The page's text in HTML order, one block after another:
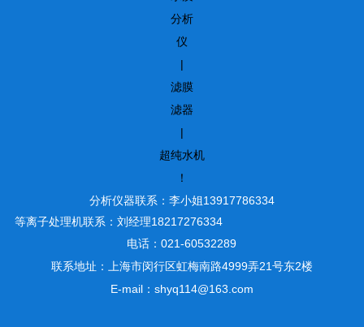
分析
仪
|
滤膜
滤器
|
超纯水机
！
分析仪器联系：李小姐13917786334
等离子处理机联系：刘经理18217276334
电话：021-60532289
联系地址：上海市闵行区虹梅南路4999弄21号东2楼
E-mail：shyq114@163.com